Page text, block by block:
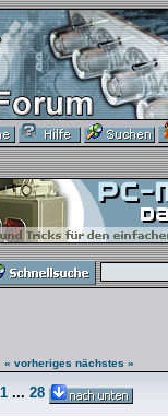
« vorheriges nächstes »
... 28